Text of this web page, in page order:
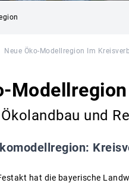
Neue Öko-Modellregion Im
und
hat die bayerische